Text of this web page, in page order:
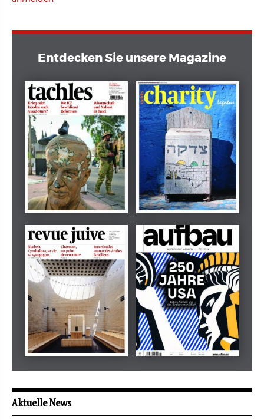
Entdecken Sie unsere Magazine
Dezember 2024
tachles
März 2026
Beilage
revue juive aufbau
Aktuelle News